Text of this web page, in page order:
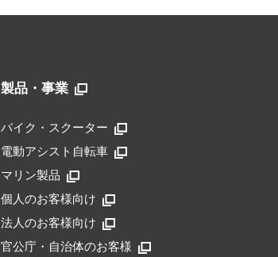
製品・事業
バイク・スクーター
電動アシスト自転車
マリン製品
個人のお客様向け
法人のお客様向け
官公庁・自治体のお客様